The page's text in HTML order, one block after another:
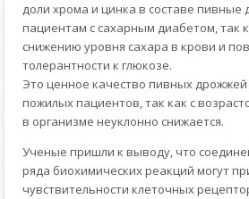
доли хрома и цинка в составе
пациентам с сахарным диабетом, так
снижению уровня сахара в крови и
толерантности к глюкозе.
Это ценное качество пивных
пожилых пациентов, так как с
в организме неуклонно снижается.
Ученые пришли к выводу, что
ряда биохимических реакций могут
чувствительности клеточных